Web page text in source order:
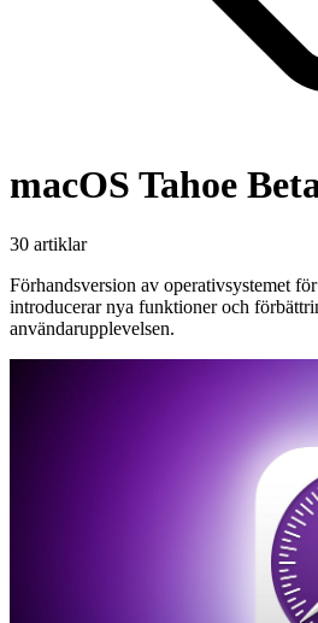
macOS Tahoe
30 artiklar
Förhandsversion av operativsystemet
introducerar nya funktioner och
användarupplevelsen.